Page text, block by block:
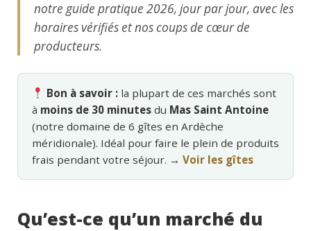
notre guide pratique 2026, jour par jour, avec les
horaires vérifiés et nos coups de cœur de
producteurs.
Bon à savoir : la plupart de ces marchés sont
à moins de 30 minutes du Mas Saint Antoine
(notre domaine de 6 gîtes en Ardèche
méridionale). Idéal pour faire le plein de produits
frais pendant votre séjour. → Voir les gîtes
Qu’est-ce qu’un marché du